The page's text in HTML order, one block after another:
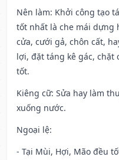
Nên làm: Khởi công tạo
tốt nhất là che mái dựng
cửa, cưới gả, chôn cất,
lợi, đặt táng kê gác, chặt
tốt.
Kiêng cữ: Sửa hay làm
xuống nước.
Ngoại lệ:
- Tại Mùi, Hợi, Mão đều